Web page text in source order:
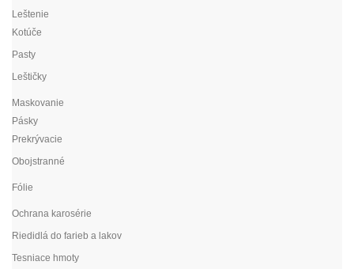
Leštenie
Kotúče
Pasty
Leštičky
Maskovanie
Pásky
Prekrývacie
Obojstranné
Fólie
Ochrana karosérie
Riedidlá do farieb a lakov
Tesniace hmoty